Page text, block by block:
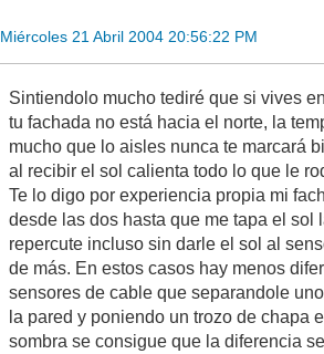
Miércoles 21 Abril 2004 20:56:22 PM
Sintiendolo mucho tediré que si vives
tu fachada no está hacia el norte, la
mucho que lo aisles nunca te marcará
al recibir el sol calienta todo lo que le
Te lo digo por experiencia propia mi
desde las dos hasta que me tapa el sol
repercute incluso sin darle el sol al
de más. En estos casos hay menos
sensores de cable que separandole
la pared y poniendo un trozo de chapa
sombra se consigue que la diferencia